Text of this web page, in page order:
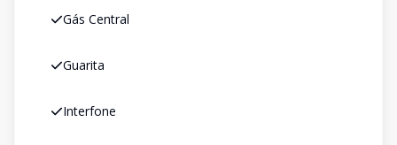
Gás Central
Guarita
Interfone